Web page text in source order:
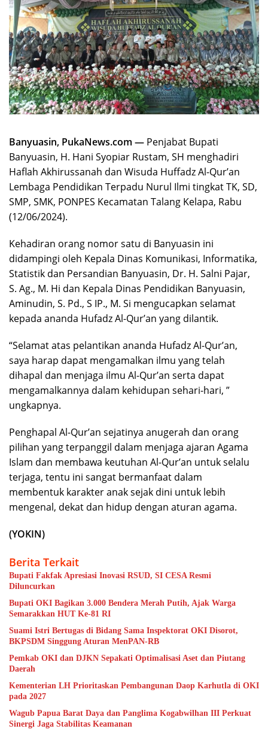
Banyuasin, PukaNews.com — Penjabat Bupati
Banyuasin, H. Hani Syopiar Rustam, SH menghadiri
Haflah Akhirussanah dan Wisuda Huffadz Al-Qur’an
Lembaga Pendidikan Terpadu Nurul Ilmi tingkat TK, SD,
SMP, SMK, PONPES Kecamatan Talang Kelapa, Rabu
(12/06/2024).
Kehadiran orang nomor satu di Banyuasin ini
didampingi oleh Kepala Dinas Komunikasi, Informatika,
Statistik dan Persandian Banyuasin, Dr. H. Salni Pajar,
S. Ag., M. Hi dan Kepala Dinas Pendidikan Banyuasin,
Aminudin, S. Pd., S IP., M. Si mengucapkan selamat
kepada ananda Hufadz Al-Qur’an yang dilantik.
“Selamat atas pelantikan ananda Hufadz Al-Qur’an,
saya harap dapat mengamalkan ilmu yang telah
dihapal dan menjaga ilmu Al-Qur’an serta dapat
mengamalkannya dalam kehidupan sehari-hari, ”
ungkapnya.
Penghapal Al-Qur’an sejatinya anugerah dan orang
pilihan yang terpanggil dalam menjaga ajaran Agama
Islam dan membawa keutuhan Al-Qur’an untuk selalu
terjaga, tentu ini sangat bermanfaat dalam
membentuk karakter anak sejak dini untuk lebih
mengenal, dekat dan hidup dengan aturan agama.
(YOKIN)
Berita Terkait
Bupati Fakfak Apresiasi Inovasi RSUD, SI CESA Resmi
Diluncurkan
Bupati OKI Bagikan 3.000 Bendera Merah Putih, Ajak Warga
Semarakkan HUT Ke-81 RI
Suami Istri Bertugas di Bidang Sama Inspektorat OKI Disorot,
BKPSDM Singgung Aturan MenPAN-RB
Pemkab OKI dan DJKN Sepakati Optimalisasi Aset dan Piutang
Daerah
Kementerian LH Prioritaskan Pembangunan Daop Karhutla di OKI
pada 2027
Wagub Papua Barat Daya dan Panglima Kogabwilhan III Perkuat
Sinergi Jaga Stabilitas Keamanan